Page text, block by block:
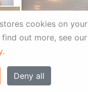
cookies on your
find out more, see our
.
Deny all